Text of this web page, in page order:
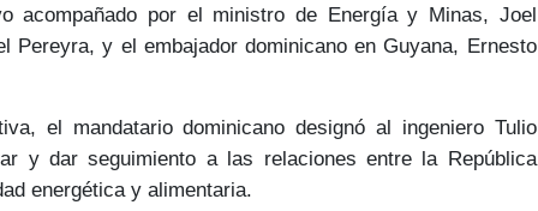
acompañado por el ministro de Energía y Minas, Joel
Pereyra, y el embajador dominicano en Guyana, Ernesto
el mandatario dominicano designó al ingeniero Tulio
y dar seguimiento a las relaciones entre la República
energética y alimentaria.